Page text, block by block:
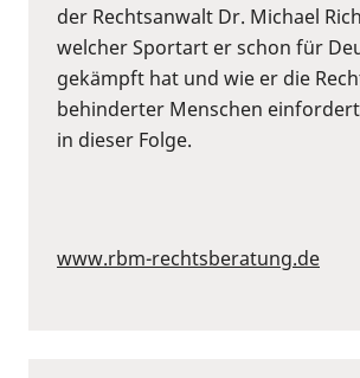
der Rechtsanwalt Dr. Michael
welcher Sportart er schon für
gekämpft hat und wie er die
behinderter Menschen
in dieser Folge.
www.rbm-rechtsberatung.de